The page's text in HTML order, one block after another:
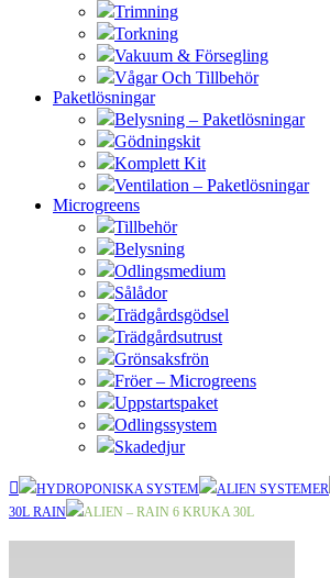
Trimning
Torkning
Vakuum & Försegling
Vågar Och Tillbehör
Paketlösningar
Belysning – Paketlösningar
Gödningskit
Komplett Kit
Ventilation – Paketlösningar
Microgreens
Tillbehör
Belysning
Odlingsmedium
Sålådor
Trädgårdsgödsel
Trädgårdsutrust
Grönsaksfrön
Fröer – Microgreens
Uppstartspaket
Odlingssystem
Skadedjur
HYDROPONISKA SYSTEM ALIEN SYSTEMER
30L RAIN
ALIEN – RAIN 6 KRUKA 30L